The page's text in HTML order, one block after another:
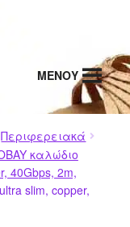
MENΟΥ
Περιφερειακά
καλώδιο
40Gbps, 2m,
slim, copper,